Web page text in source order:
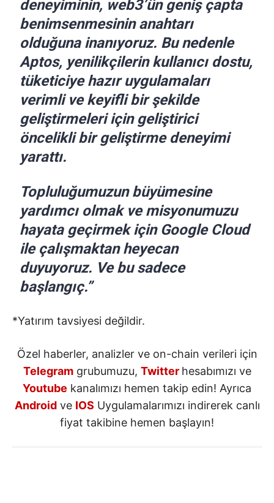
deneyiminin, web3’ün geniş çapta
benimsenmesinin anahtarı
olduğuna inanıyoruz. Bu nedenle
Aptos, yenilikçilerin kullanıcı dostu,
tüketiciye hazır uygulamaları
verimli ve keyifli bir şekilde
geliştirmeleri için geliştirici
öncelikli bir geliştirme deneyimi
yarattı.
Topluluğumuzun büyümesine
yardımcı olmak ve misyonumuzu
hayata geçirmek için Google Cloud
ile çalışmaktan heyecan
duyuyoruz. Ve bu sadece
başlangıç.”
*Yatırım tavsiyesi değildir.
Özel haberler, analizler ve on-chain verileri için
Telegramgrubumuzu, Twitter hesabımızı ve
Youtube kanalımızı hemen takip edin! Ayrıca
Androidve IOS Uygulamalarımızı indirerek canlı
fiyat takibine hemen başlayın!